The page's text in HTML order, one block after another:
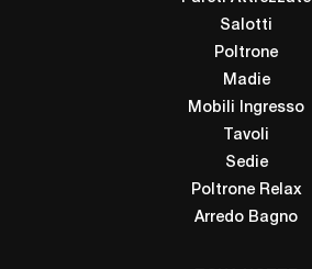
Salotti
Poltrone
Madie
Mobili Ingresso
Tavoli
Sedie
Poltrone Relax
Arredo Bagno